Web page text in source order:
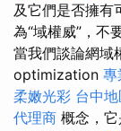
及它們是否擁有
為“域權威”，不
當我們談論網域
optimization 專
柔嫩光彩 台中
代理商 概念，